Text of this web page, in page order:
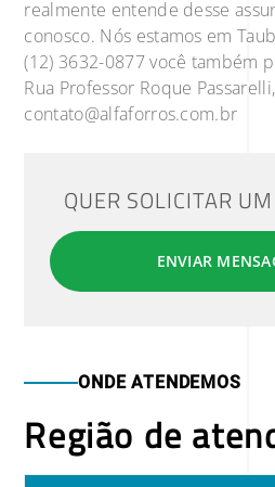
realmente entende desse
conosco. Nós estamos em
(12) 3632-0877 você também
Rua Professor Roque
contato@alfaforros.com.br
QUER SOLICITAR
ENVIAR
ONDE ATENDEMOS
Região de